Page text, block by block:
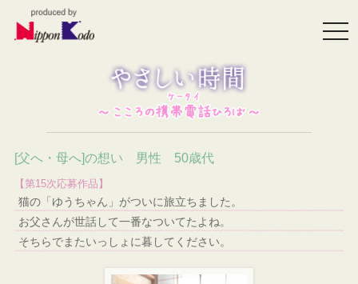
[父へ・母へ]の想い 男性 50歳代
【第15次応募作品】
猫の「ゆうちゃん」がついに旅立ちました。
お父さんが世話して一番なついてたよね。
そちらでまたいっしょに暮してください。